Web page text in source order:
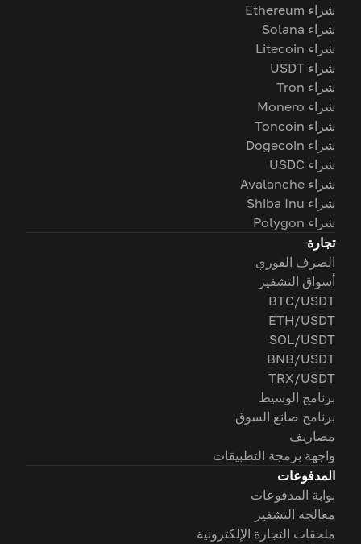
شراء Ethereum
شراء Solana
شراء Litecoin
شراء USDT
شراء Tron
شراء Monero
شراء Toncoin
شراء Dogecoin
شراء USDC
شراء Avalanche
شراء Shiba Inu
شراء Polygon
تجارة
الصرف الفوري
أسواق التشفير
BTC/USDT
ETH/USDT
SOL/USDT
BNB/USDT
TRX/USDT
برنامج الوسيط
برنامج صانع السوق
مصاريف
واجهة برمجة التطبيقات
المدفوعات
بوابة المدفوعات
معالجة التشفير
ملحقات التجارة الإلكترونية